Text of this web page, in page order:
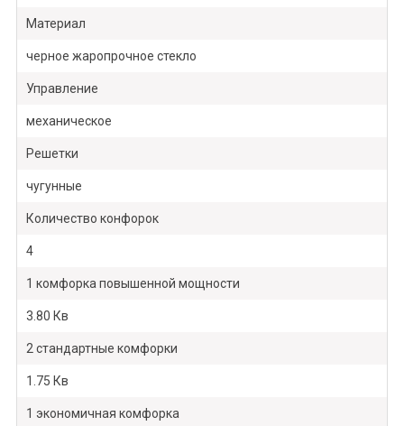
Материал
черное жаропрочное стекло
Управление
механическое
Решетки
чугунные
Количество конфорок
4
1 комфорка повышенной мощности
3.80 Кв
2 стандартные комфорки
1.75 Кв
1 экономичная комфорка